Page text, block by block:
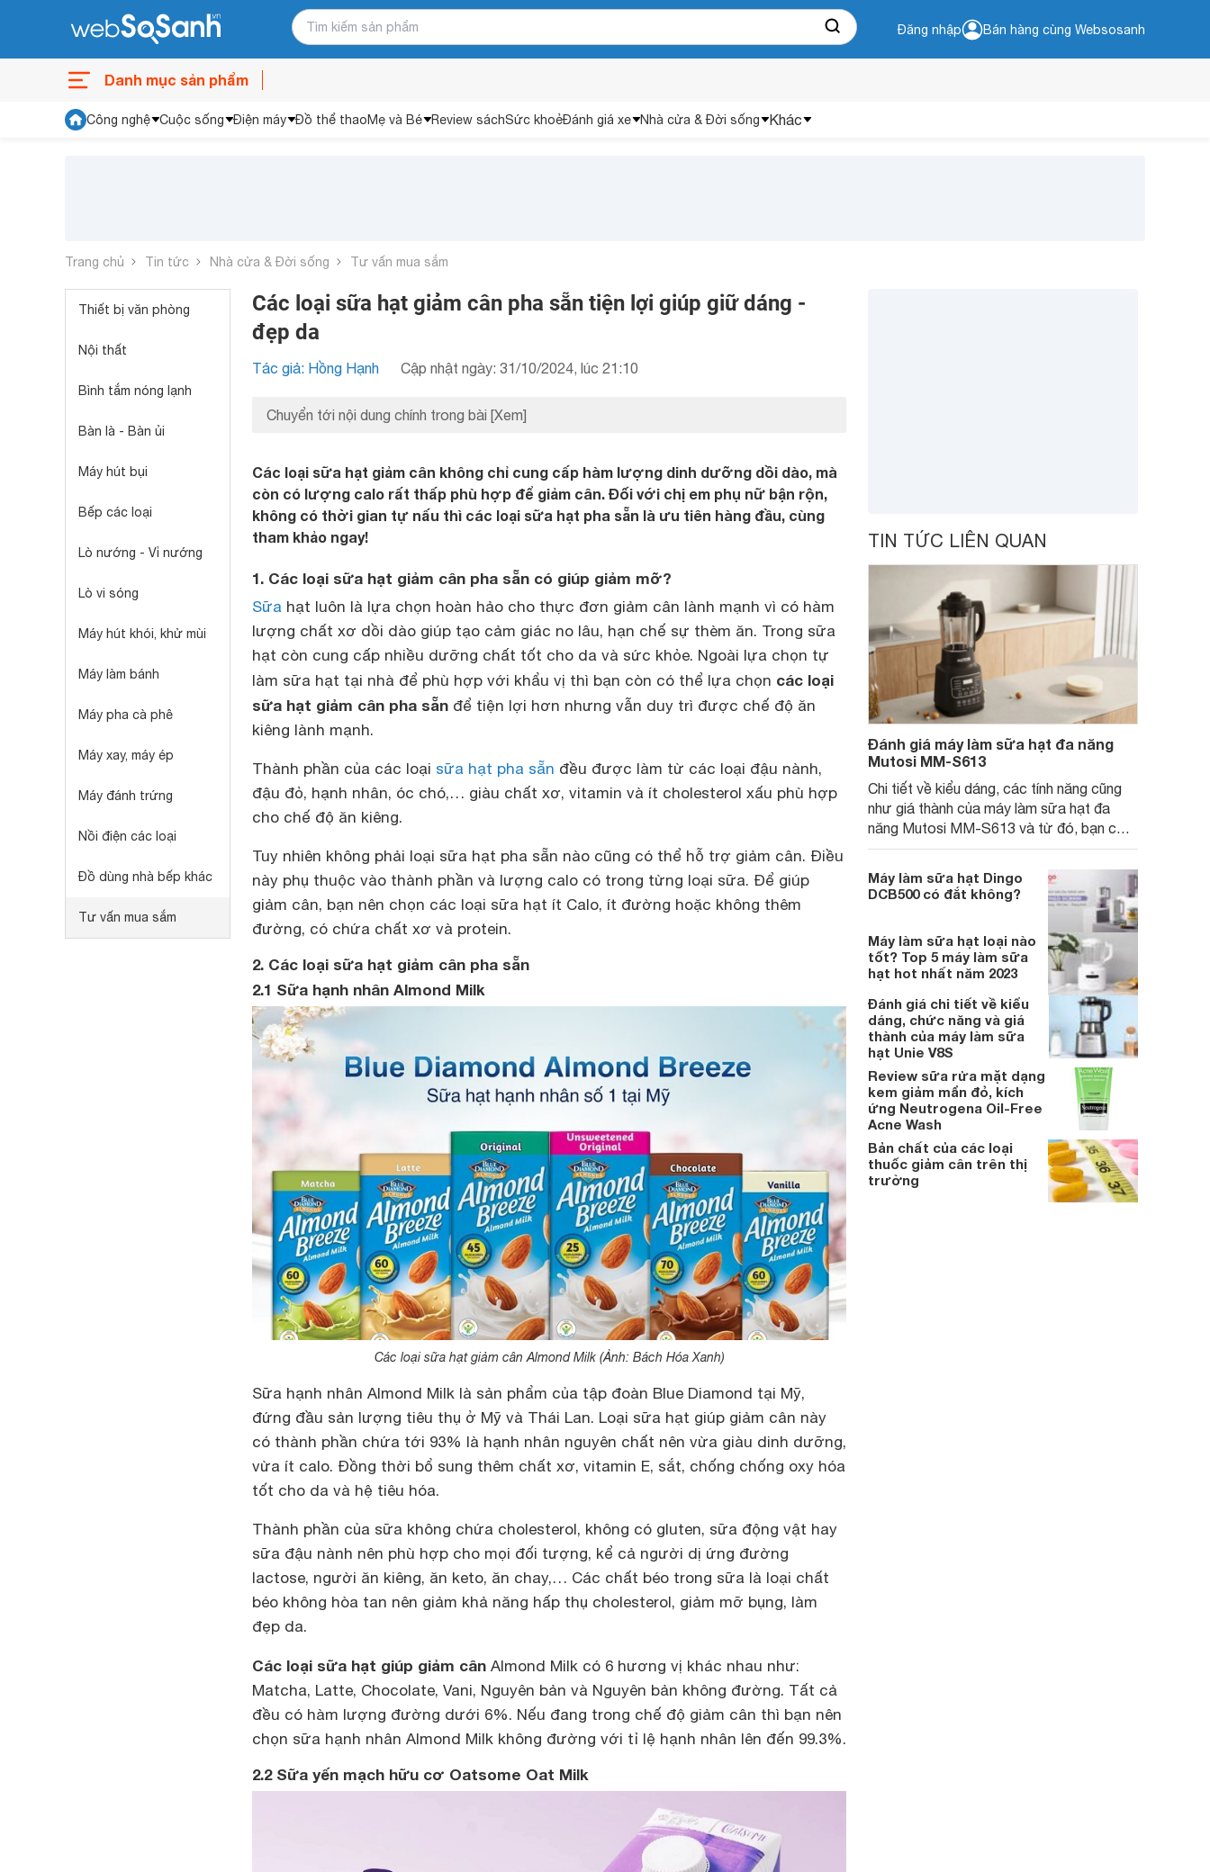
Đăng nhập Bán hàng cùng Websosanh
Danh mục sản phẩm
Công nghệ Cuộc sống Điện máy Đồ thể thaoMẹ và Bé Review sáchSức khoẻĐánh giá xe Nhà cửa & Đời sống Khác
Trang chủ Tin tức Nhà cửa & Đời sống Tư vấn mua sắm
Thiết bị văn phòng
Nội thất
Bình tắm nóng lạnh
Bàn là - Bàn ủi
Máy hút bụi
Bếp các loại
Lò nướng - Vỉ nướng
Lò vi sóng
Máy hút khói, khử mùi
Máy làm bánh
Máy pha cà phê
Máy xay, máy ép
Máy đánh trứng
Nồi điện các loại
Đồ dùng nhà bếp khác
Tư vấn mua sắm
Các loại sữa hạt giảm cân pha sẵn tiện lợi giúp giữ dáng -
đẹp da
Tác giả: Hồng Hạnh Cập nhật ngày: 31/10/2024, lúc 21:10
Chuyển tới nội dung chính trong bài [Xem]
Các loại sữa hạt giảm cân không chỉ cung cấp hàm lượng dinh dưỡng dồi dào, mà
còn có lượng calo rất thấp phù hợp để giảm cân. Đối với chị em phụ nữ bận rộn,
không có thời gian tự nấu thì các loại sữa hạt pha sẵn là ưu tiên hàng đầu, cùng
tham khảo ngay!
1. Các loại sữa hạt giảm cân pha sẵn có giúp giảm mỡ?
Sữa hạt luôn là lựa chọn hoàn hảo cho thực đơn giảm cân lành mạnh vì có hàm
lượng chất xơ dồi dào giúp tạo cảm giác no lâu, hạn chế sự thèm ăn. Trong sữa
hạt còn cung cấp nhiều dưỡng chất tốt cho da và sức khỏe. Ngoài lựa chọn tự
làm sữa hạt tại nhà để phù hợp với khẩu vị thì bạn còn có thể lựa chọn các loại
sữa hạt giảm cân pha sẵn để tiện lợi hơn nhưng vẫn duy trì được chế độ ăn
kiêng lành mạnh.
Thành phần của các loại sữa hạt pha sẵn đều được làm từ các loại đậu nành,
đậu đỏ, hạnh nhân, óc chó,… giàu chất xơ, vitamin và ít cholesterol xấu phù hợp
cho chế độ ăn kiêng.
Tuy nhiên không phải loại sữa hạt pha sẵn nào cũng có thể hỗ trợ giảm cân. Điều
này phụ thuộc vào thành phần và lượng calo có trong từng loại sữa. Để giúp
giảm cân, bạn nên chọn các loại sữa hạt ít Calo, ít đường hoặc không thêm
đường, có chứa chất xơ và protein.
2. Các loại sữa hạt giảm cân pha sẵn
2.1 Sữa hạnh nhân Almond Milk
Các loại sữa hạt giảm cân Almond Milk (Ảnh: Bách Hóa Xanh)
Sữa hạnh nhân Almond Milk là sản phẩm của tập đoàn Blue Diamond tại Mỹ,
đứng đầu sản lượng tiêu thụ ở Mỹ và Thái Lan. Loại sữa hạt giúp giảm cân này
có thành phần chứa tới 93% là hạnh nhân nguyên chất nên vừa giàu dinh dưỡng,
vừa ít calo. Đồng thời bổ sung thêm chất xơ, vitamin E, sắt, chống chống oxy hóa
tốt cho da và hệ tiêu hóa.
Thành phần của sữa không chứa cholesterol, không có gluten, sữa động vật hay
sữa đậu nành nên phù hợp cho mọi đối tượng, kể cả người dị ứng đường
lactose, người ăn kiêng, ăn keto, ăn chay,… Các chất béo trong sữa là loại chất
béo không hòa tan nên giảm khả năng hấp thụ cholesterol, giảm mỡ bụng, làm
đẹp da.
Các loại sữa hạt giúp giảm cân Almond Milk có 6 hương vị khác nhau như:
Matcha, Latte, Chocolate, Vani, Nguyên bản và Nguyên bản không đường. Tất cả
đều có hàm lượng đường dưới 6%. Nếu đang trong chế độ giảm cân thì bạn nên
chọn sữa hạnh nhân Almond Milk không đường với tỉ lệ hạnh nhân lên đến 99.3%.
2.2 Sữa yến mạch hữu cơ Oatsome Oat Milk
TIN TỨC LIÊN QUAN
Đánh giá máy làm sữa hạt đa năng
Mutosi MM-S613
Chi tiết về kiểu dáng, các tính năng cũng
như giá thành của máy làm sữa hạt đa
năng Mutosi MM-S613 và từ đó, bạn có
thể đưa ra sự lựa chọn đúng đắn đấy!
Máy làm sữa hạt Dingo
DCB500 có đắt không?
Máy làm sữa hạt loại nào
tốt? Top 5 máy làm sữa
hạt hot nhất năm 2023
Đánh giá chi tiết về kiểu
dáng, chức năng và giá
thành của máy làm sữa
hạt Unie V8S
Review sữa rửa mặt dạng
kem giảm mẩn đỏ, kích
ứng Neutrogena Oil-Free
Acne Wash
Bản chất của các loại
thuốc giảm cân trên thị
trường